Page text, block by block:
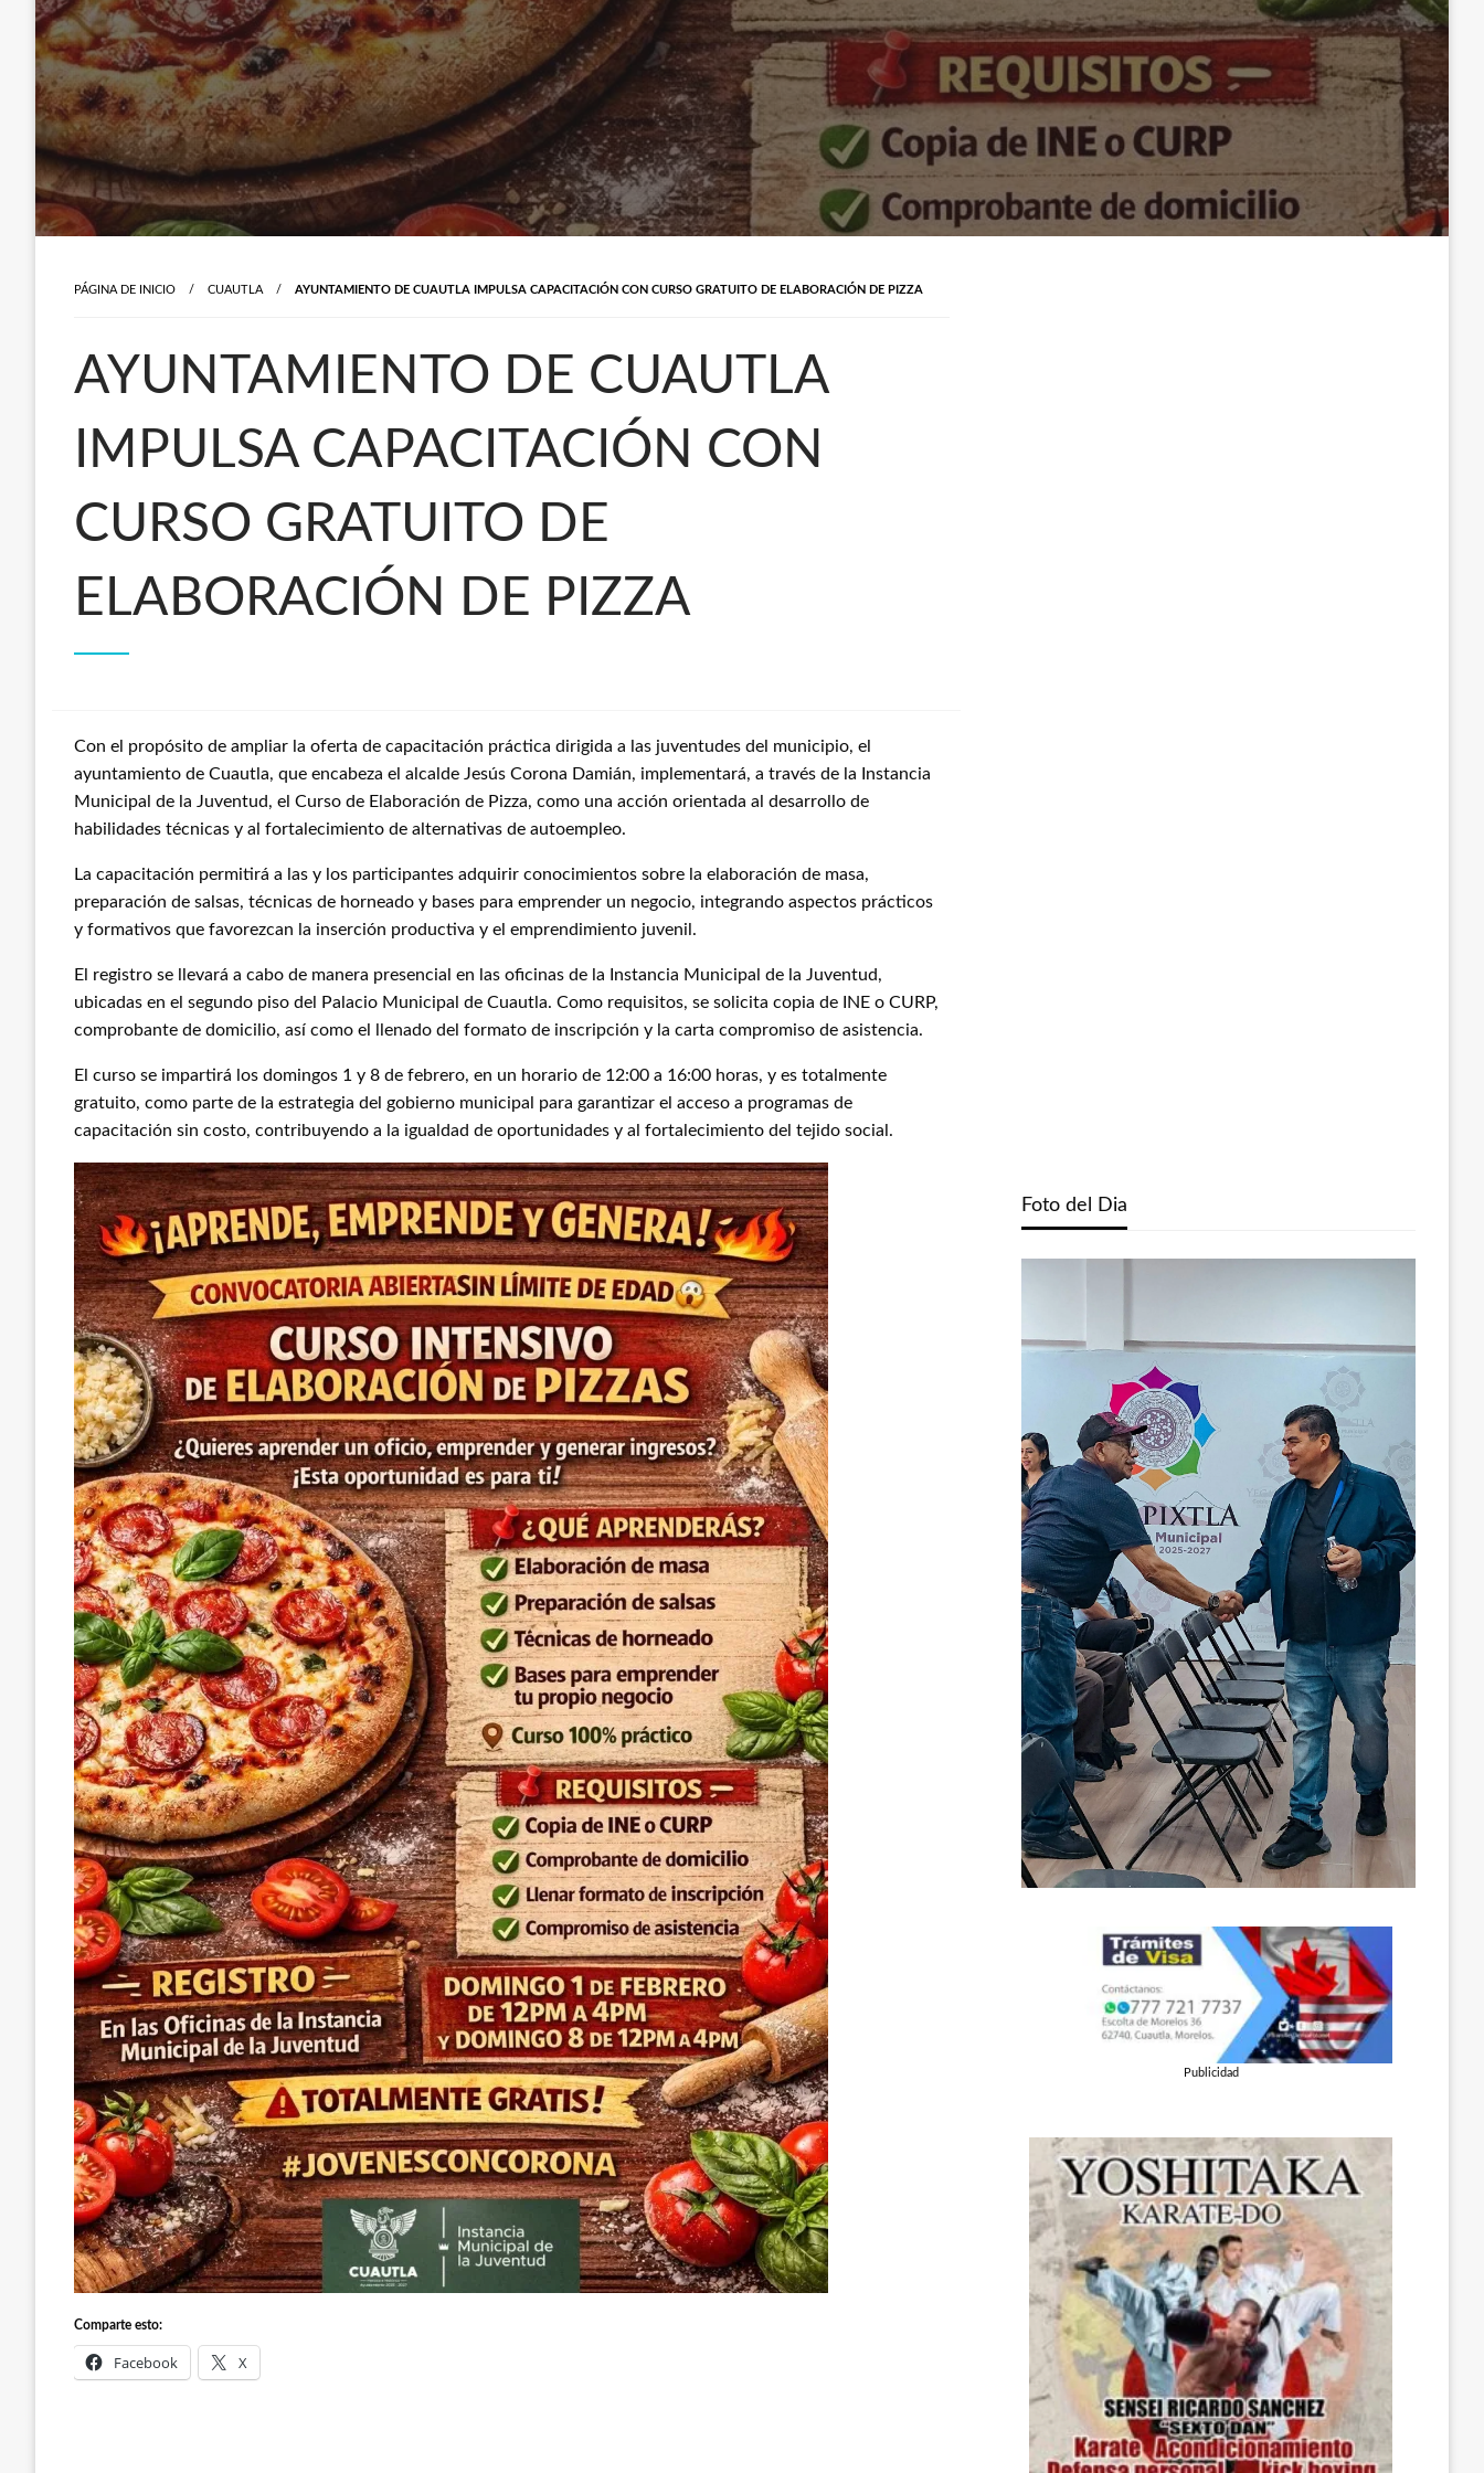
PÁGINA DE INICIO CUAUTLA AYUNTAMIENTO DE CUAUTLA IMPULSA CAPACITACIÓN CON CURSO GRATUITO DE ELABORACIÓN DE PIZZA
AYUNTAMIENTO DE CUAUTLA
IMPULSA CAPACITACIÓN CON
CURSO GRATUITO DE
ELABORACIÓN DE PIZZA
Con el propósito de ampliar la oferta de capacitación práctica dirigida a las juventudes del municipio, el
ayuntamiento de Cuautla, que encabeza el alcalde Jesús Corona Damián, implementará, a través de la Instancia
Municipal de la Juventud, el Curso de Elaboración de Pizza, como una acción orientada al desarrollo de
habilidades técnicas y al fortalecimiento de alternativas de autoempleo.
La capacitación permitirá a las y los participantes adquirir conocimientos sobre la elaboración de masa,
preparación de salsas, técnicas de horneado y bases para emprender un negocio, integrando aspectos prácticos
y formativos que favorezcan la inserción productiva y el emprendimiento juvenil.
El registro se llevará a cabo de manera presencial en las oficinas de la Instancia Municipal de la Juventud,
ubicadas en el segundo piso del Palacio Municipal de Cuautla. Como requisitos, se solicita copia de INE o CURP,
comprobante de domicilio, así como el llenado del formato de inscripción y la carta compromiso de asistencia.
El curso se impartirá los domingos 1 y 8 de febrero, en un horario de 12:00 a 16:00 horas, y es totalmente
gratuito, como parte de la estrategia del gobierno municipal para garantizar el acceso a programas de
capacitación sin costo, contribuyendo a la igualdad de oportunidades y al fortalecimiento del tejido social.
Comparte esto:
Facebook X
Foto del Dia
Publicidad